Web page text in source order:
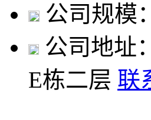
公司规模
公司地址
E栋二层 联